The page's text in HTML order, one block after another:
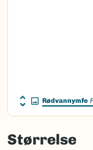
Rødvannymfe
Størrelse